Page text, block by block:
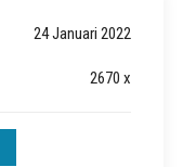
24 Januari 2022
2670 x